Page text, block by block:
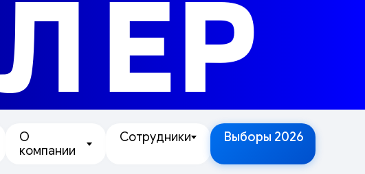
О
компании
Сотрудники Выборы 2026